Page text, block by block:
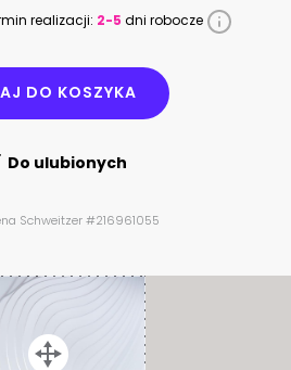
realizacji: 2-5 dni robocze
DO KOSZYKA
Do ulubionych
Schweitzer #216961055